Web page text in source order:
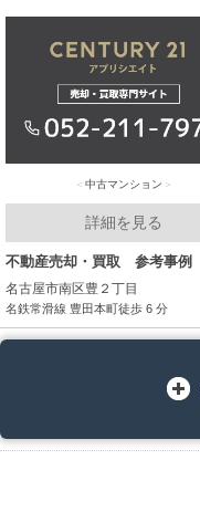
中古マンション
詳細を見る
不動産売却・買取 参考事例
名古屋市南区豊２丁目
名鉄常滑線 豊田本町徒歩 6 分